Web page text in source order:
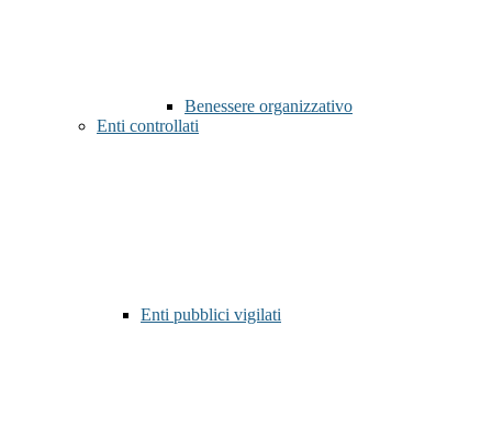
Benessere organizzativo
Enti controllati
Enti pubblici vigilati